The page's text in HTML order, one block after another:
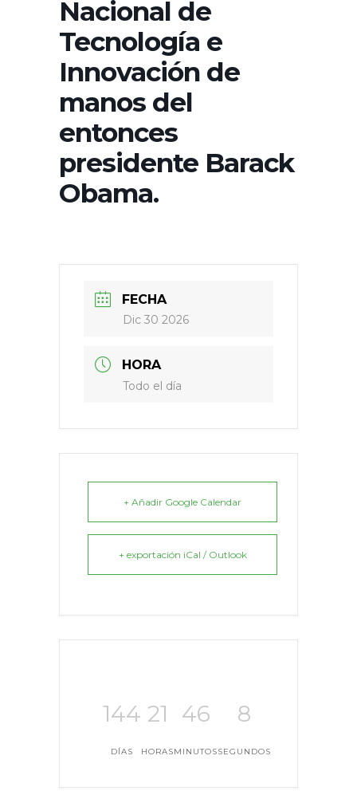
Nacional de
Tecnología e
Innovación de
manos del
entonces
presidente Barack
Obama.
FECHA
Dic 30 2026
HORA
Todo el día
+ Añadir Google Calendar
+ exportación iCal / Outlook
144
DÍAS
21
HORAS
46
MINUTOS
8
SEGUNDOS